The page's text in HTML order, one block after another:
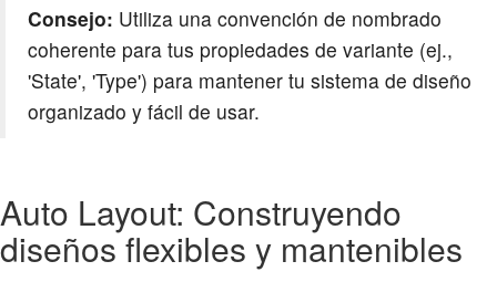
Consejo: Utiliza una convención de nombrado
coherente para tus propiedades de variante (ej.,
'State', 'Type') para mantener tu sistema de diseño
organizado y fácil de usar.
Auto Layout: Construyendo
diseños flexibles y mantenibles